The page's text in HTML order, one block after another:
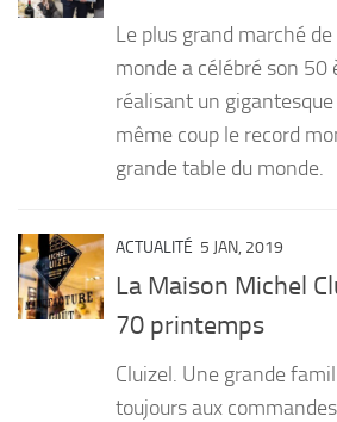
Le plus grand marché
monde a célébré son
réalisant un
même coup le record
grande table du monde.
ACTUALITÉ 5 JAN, 2019
La Maison Michel
70 printemps
Cluizel. Une grande
toujours aux